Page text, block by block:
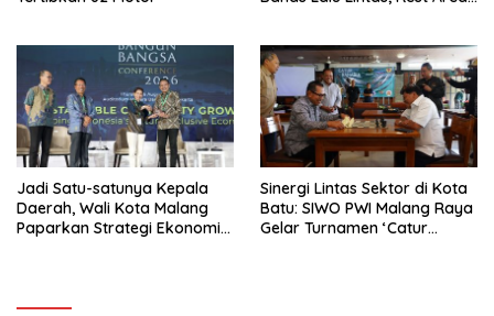
Jadi Satu-satunya Kepala
Daerah, Wali Kota Malang
Paparkan Strategi Ekonomi
Sinergi Lintas Sektor di Kota
Batu: SIWO PWI Malang Raya
Gelar Turnamen ‘Catur